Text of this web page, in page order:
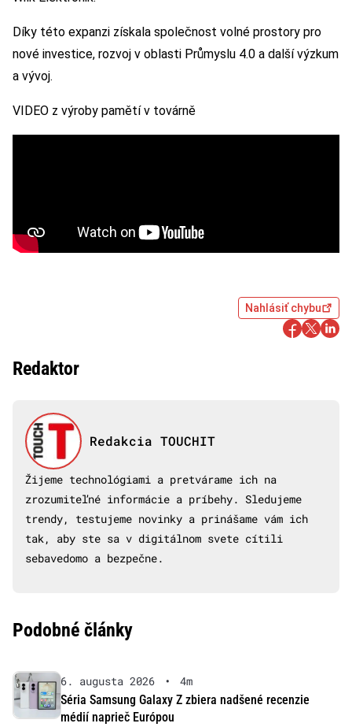
Díky této expanzi získala společnost volné prostory pro
nové investice, rozvoj v oblasti Průmyslu 4.0 a další výzkum
a vývoj.
VIDEO z výroby pamětí v továrně
Nahlásiť chybu
Redaktor
Redakcia TOUCHIT
Žijeme technológiami a pretvárame ich na
zrozumiteľné informácie a príbehy. Sledujeme
trendy, testujeme novinky a prinášame vám ich
tak, aby ste sa v digitálnom svete cítili
sebavedomo a bezpečne.
Podobné články
6. augusta 2026 •
4m
Séria Samsung Galaxy Z zbiera nadšené recenzie
médií naprieč Európou